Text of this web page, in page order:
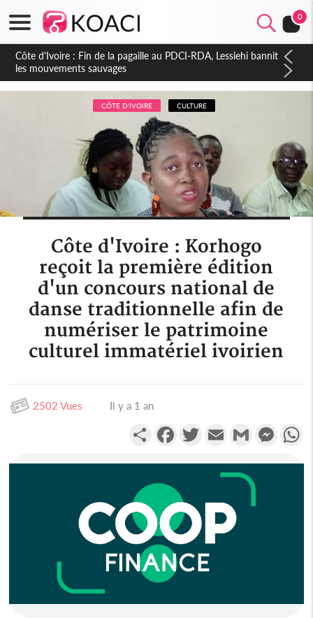
0
Côte d'Ivoire : Ouattara promet des sanctions contre les
déguerpissements illégaux
CÔTE D'IVOIRE CULTURE
Côte d'Ivoire : Korhogo
reçoit la première édition
d'un concours national de
danse traditionnelle afin de
numériser le patrimoine
culturel immatériel ivoirien
2502 Vues Il y a 1 an
PartagerFacebookTwitterEmail Gmail